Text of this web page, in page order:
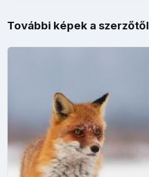
További képek a szerzőtől